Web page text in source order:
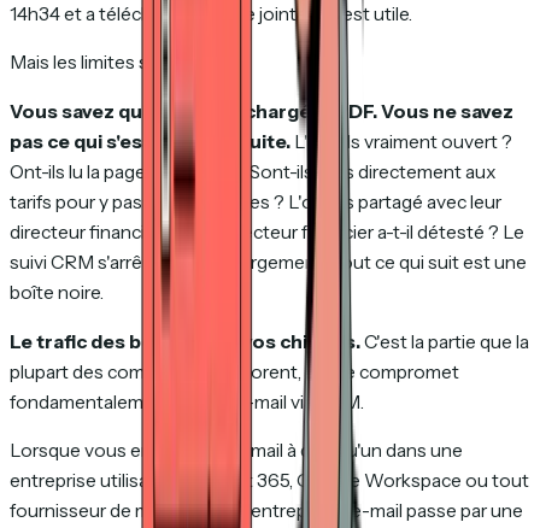
14h34 et a téléchargé la pièce jointe. » C'est utile.
Mais les limites sont réelles.
Vous savez qu'ils ont téléchargé le PDF. Vous ne savez
pas ce qui s'est passé ensuite. L'ont-ils vraiment ouvert ?
Ont-ils lu la page 1 et fermé ? Sont-ils allés directement aux
tarifs pour y passer dix minutes ? L'ont-ils partagé avec leur
directeur financier ? Leur directeur financier a-t-il détesté ? Le
suivi CRM s'arrête au téléchargement. Tout ce qui suit est une
boîte noire.
Le trafic des bots gonfle vos chiffres.C'est la partie que la
plupart des commerciaux ignorent, et elle compromet
fondamentalement le suivi e-mail via CRM.
Lorsque vous envoyez un e-mail à quelqu'un dans une
entreprise utilisant Microsoft 365, Google Workspace ou tout
fournisseur de messagerie d'entreprise, l'e-mail passe par une